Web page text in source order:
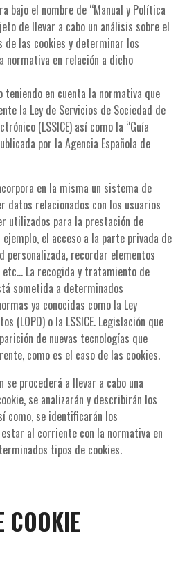
bajo el nombre de “Manual y Política
de llevar a cabo un análisis sobre el
las cookies y determinar los
normativa en relación a dicho
teniendo en cuenta la normativa que
la Ley de Servicios de Sociedad de
(LSSICE) así como la “Guía
por la Agencia Española de
en la misma un sistema de
datos relacionados con los usuarios
utilizados para la prestación de
el acceso a la parte privada de
personalizada, recordar elementos
etc… La recogida y tratamiento de
sometida a determinados
ya conocidas como la Ley
(LOPD) o la LSSICE. Legislación que
de nuevas tecnologías que
como es el caso de las cookies.
se procederá a llevar a cabo una
se analizarán y describirán los
como, se identificarán los
al corriente con la normativa en
tipos de cookies.
COOKIE